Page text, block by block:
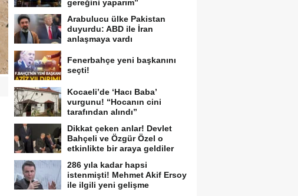
gereğini yaparım”
Arabulucu ülke Pakistan
duyurdu: ABD ile İran
anlaşmaya vardı
Fenerbahçe yeni başkanını
seçti!
Kocaeli’de ‘Hacı Baba’
vurgunu! “Hocanın cini
tarafından alındı”
Dikkat çeken anlar! Devlet
Bahçeli ve Özgür Özel o
etkinlikte bir araya geldiler
286 yıla kadar hapsi
istenmişti! Mehmet Akif Ersoy
ile ilgili yeni gelişme